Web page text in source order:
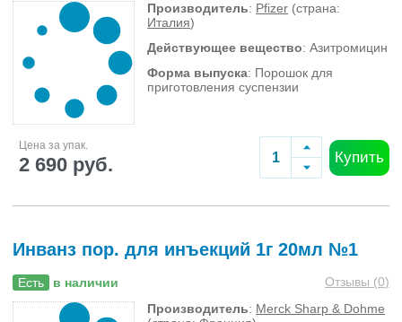
Производитель: Pfizer (страна:
Италия)
Действующее вещество: Азитромицин
Форма выпуска: Порошок для
приготовления суспензии
Цена за упак.
2 690 руб. Купить
Инванз пор. для инъекций 1г 20мл №1
Есть в наличии Отзывы (0)
Производитель: Merck Sharp & Dohme